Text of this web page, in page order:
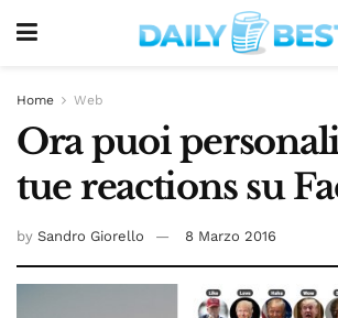
Home Web
Ora puoi
tue reactions su
by Sandro Giorello 8 Marzo 2016